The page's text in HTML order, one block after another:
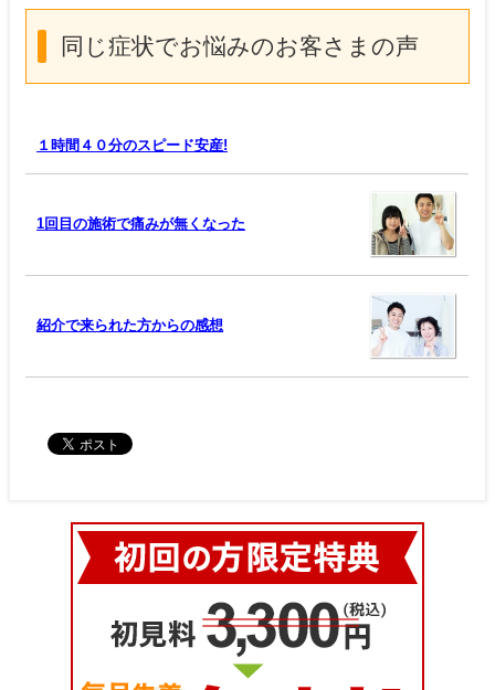
同じ症状でお悩みのお客さまの声
１時間４０分のスピード安産!
1回目の施術で痛みが無くなった
紹介で来られた方からの感想